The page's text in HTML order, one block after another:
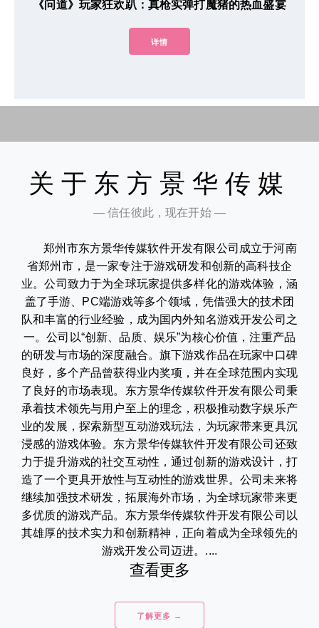
《问道》玩家狂欢趴：真枪实弹打魔猪的热血盛宴
详情
关于东方景华传媒
— 信任彼此，现在开始 —
郑州市东方景华传媒软件开发有限公司成立于河南
省郑州市，是一家专注于游戏研发和创新的高科技企
业。公司致力于为全球玩家提供多样化的游戏体验，涵
盖了手游、PC端游戏等多个领域，凭借强大的技术团
队和丰富的行业经验，成为国内外知名游戏开发公司之
一。公司以“创新、品质、娱乐”为核心价值，注重产品
的研发与市场的深度融合。旗下游戏作品在玩家中口碑
良好，多个产品曾获得业内奖项，并在全球范围内实现
了良好的市场表现。东方景华传媒软件开发有限公司秉
承着技术领先与用户至上的理念，积极推动数字娱乐产
业的发展，探索新型互动游戏玩法，为玩家带来更具沉
浸感的游戏体验。东方景华传媒软件开发有限公司还致
力于提升游戏的社交互动性，通过创新的游戏设计，打
造了一个更具开放性与互动性的游戏世界。公司未来将
继续加强技术研发，拓展海外市场，为全球玩家带来更
多优质的游戏产品。东方景华传媒软件开发有限公司以
其雄厚的技术实力和创新精神，正向着成为全球领先的
游戏开发公司迈进。....
查看更多
了解更多 →